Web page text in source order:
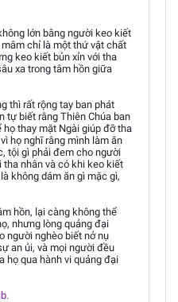
lớn bằng người keo kiết
chỉ là một thứ vật chất
keo kiết bủn xỉn với tha
xa trong tâm hồn giữa
thì rất rộng tay ban phát
tự biết rằng Thiên Chúa ban
thay mặt Ngài giúp đỡ tha
họ nghĩ rằng mình làm ăn
tội gì phải đem cho người
tha nhân và có khi keo kiết
không dám ăn gì mặc gì,
hồn, lại càng không thể
nhưng lòng quảng đại
người nghèo biết nở nụ
an ủi, và mọi người đều
họ qua hành vi quảng đại